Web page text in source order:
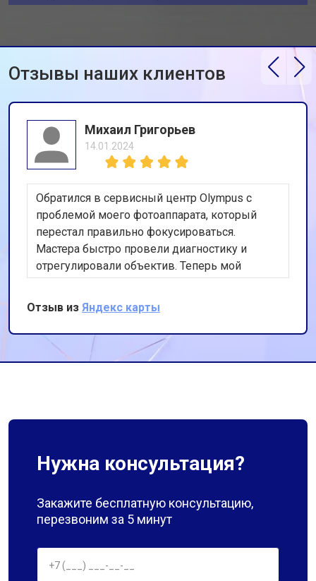
Отзывы наших клиентов
Михаил Григорьев
14.01.2024
Обратился в сервисный центр Olympus с
проблемой моего фотоаппарата, который
перестал правильно фокусироваться.
Мастера быстро провели диагностику и
отрегулировали объектив. Теперь мой
фотоаппарат работает идеально. Спасибо за
оперативность и качественную работу!
Отзыв из Яндекс карты
Нужна консультация?
Закажите бесплатную консультацию,
перезвоним за 5 минут